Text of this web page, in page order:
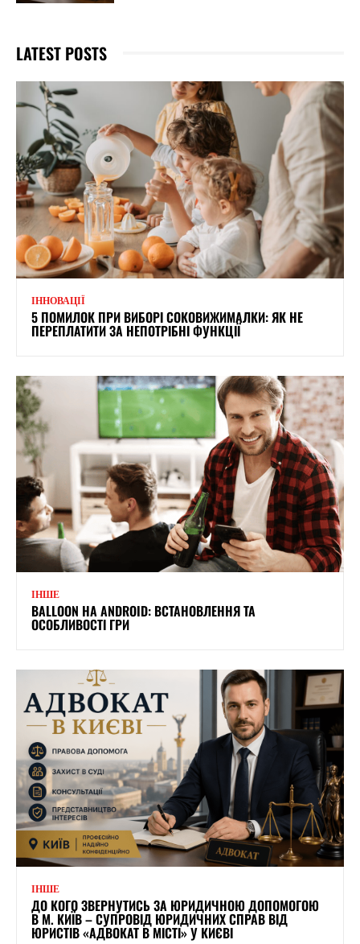
LATEST POSTS
ІННОВАЦІЇ
5 ПОМИЛОК ПРИ ВИБОРІ СОКОВИЖИМАЛКИ: ЯК НЕ
ПЕРЕПЛАТИТИ ЗА НЕПОТРІБНІ ФУНКЦІЇ
ІНШЕ
BALLOON НА ANDROID: ВСТАНОВЛЕННЯ ТА
ОСОБЛИВОСТІ ГРИ
ІНШЕ
ДО КОГО ЗВЕРНУТИСЬ ЗА ЮРИДИЧНОЮ ДОПОМОГОЮ
В М. КИЇВ – СУПРОВІД ЮРИДИЧНИХ СПРАВ ВІД
ЮРИСТІВ «АДВОКАТ В МІСТІ» У КИЄВІ